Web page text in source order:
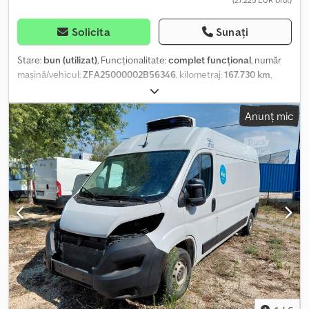
stare bine întreținută
Solicita Sunați
Stare: bun (utilizat), Funcționalitate:complet funcțional, număr
mașină/vehicul:ZFA25000002B56346, kilometraj:167.730 km,
, tip combustibil:
goală:2.497 kg, greutatea maximă de încărcare:1.003 kg,
greutate totală:3.500 kg, dimensiunea anvelopei: 215/70r15,
configurație ax:4x2, ampatament:3.450 mm, combustibil:
motorină, eficiență energetică: , culoare: alb, tip de angrenaj:
mecanic, clasă de emisii:Euro 6, suspensie:oțel , număr de locuri:
3, sarcină permisă pe axă (axa 1):1.850 kg, sarcina maximă admisă
pe axă (axa 2):2.000 kg, lungimea spațiului de încărcare:
2.800
mm, lățimea spațiului de încărcare: 1.600 mm, înălțime spațiu de
încărcare:1.780 mm , An de fabricație: 2016, *furgonetă frigorifică,
categoria FRC-X, echipată cu unitate de răcire Thermoking V-
300. Dkodpezk E Ewefx Accor
Anunț mic